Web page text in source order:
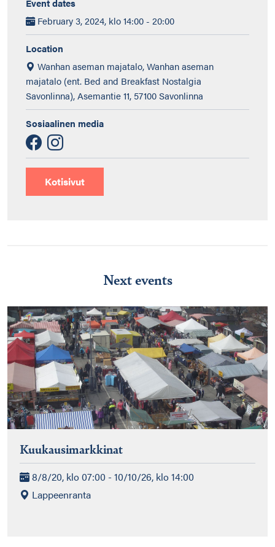
Event dates
February 3, 2024, klo 14:00 - 20:00
Location
Wanhan aseman majatalo, Wanhan aseman
majatalo (ent. Bed and Breakfast Nostalgia
Savonlinna), Asemantie 11, 57100 Savonlinna
Sosiaalinen media
Kotisivut
Next events
Kuukausimarkkinat
8/8/20, klo 07:00 - 10/10/26, klo 14:00
Lappeenranta